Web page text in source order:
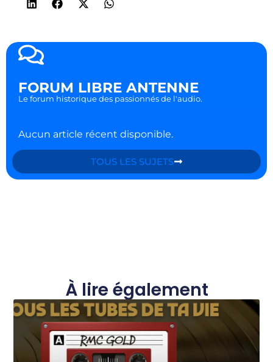
FORUM LIBRE ANTENNE
Le forum historique des passionnés de l'audio.
Aucun article récent disponible.
TOUS LES SUJETS
À lire également